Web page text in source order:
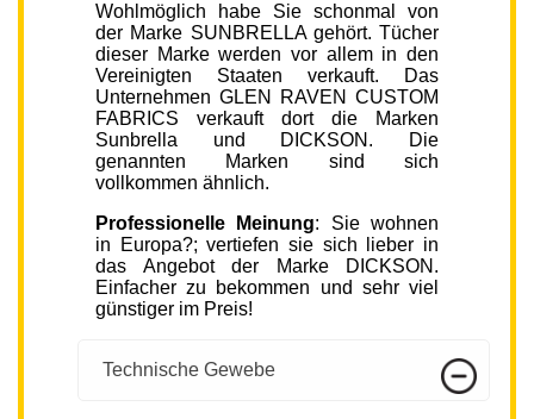
Wohlmöglich habe Sie schonmal von
der Marke SUNBRELLA gehört. Tücher
dieser Marke werden vor allem in den
Vereinigten Staaten verkauft. Das
Unternehmen GLEN RAVEN CUSTOM
FABRICS verkauft dort die Marken
Sunbrella und DICKSON. Die
genannten Marken sind sich
vollkommen ähnlich.
Professionelle Meinung: Sie wohnen
in Europa?; vertiefen sie sich lieber in
das Angebot der Marke DICKSON.
Einfacher zu bekommen und sehr viel
günstiger im Preis!
Technische Gewebe